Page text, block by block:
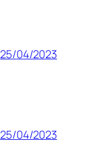
25/04/2023
25/04/2023